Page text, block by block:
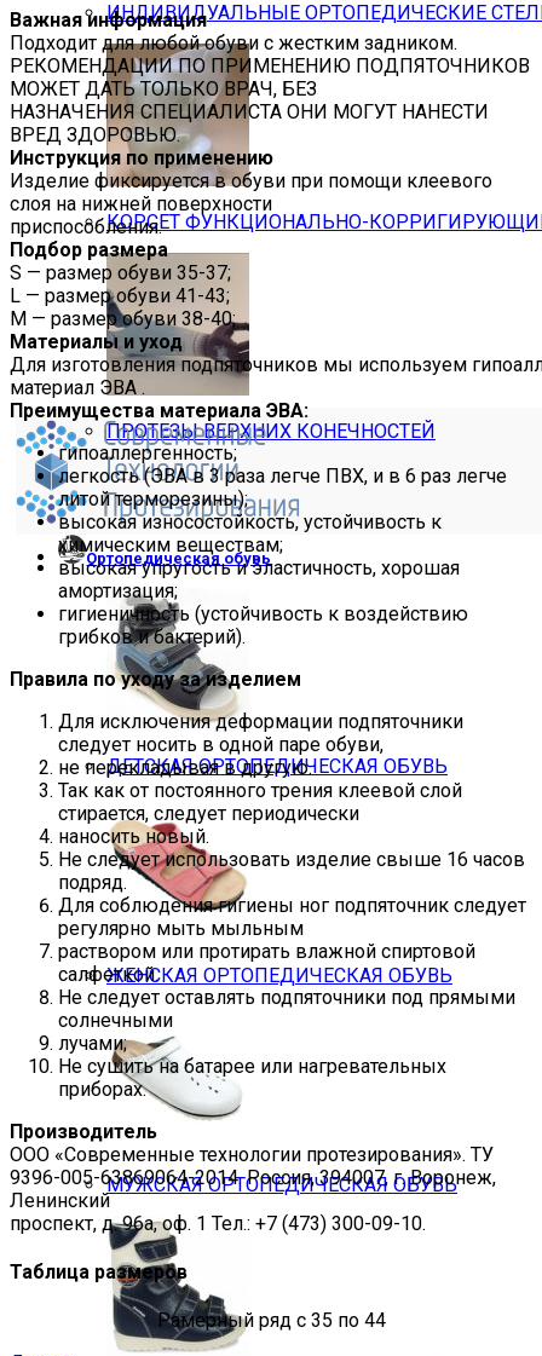
ИНДИВИДУАЛЬНЫЕ ОРТОПЕДИЧЕСКИЕ
КОРСЕТ ФУНКЦИОНАЛЬНО-
ПРОТЕЗЫ ВЕРХНИХ КОНЕЧНОСТЕЙ
Ортопедическая обувь
ДЕТСКАЯ ОРТОПЕДИЧЕСКАЯ ОБУВЬ
ЖЕНСКАЯ ОРТОПЕДИЧЕСКАЯ ОБУВЬ
МУЖСКАЯ ОРТОПЕДИЧЕСКАЯ ОБУВЬ
Важная информация
Подходит для любой обуви с жестким задником.
РЕКОМЕНДАЦИИ ПО ПРИМЕНЕНИЮ ПОДПЯТОЧНИКОВ
МОЖЕТ ДАТЬ ТОЛЬКО ВРАЧ, БЕЗ
НАЗНАЧЕНИЯ СПЕЦИАЛИСТА ОНИ МОГУТ НАНЕСТИ
ВРЕД ЗДОРОВЬЮ.
Инструкция по применению
Изделие фиксируется в обуви при помощи клеевого
слоя на нижней поверхности
приспособления.
Подбор размера
S — размер обуви 35-37;
L — размер обуви 41-43;
M — размер обуви 38-40;
Материалы и уход
Для изготовления подпяточников мы используем
материал ЭВА .
Преимущества материала ЭВА:
гипоаллергенность;
легкость (ЭВА в 3 раза легче ПВХ, и в 6 раз легче
литой терморезины);
высокая износостойкость, устойчивость к
химическим веществам;
высокая упругость и эластичность, хорошая
амортизация;
гигиеничность (устойчивость к воздействию
грибков и бактерий).
Правила по уходу за изделием
Для исключения деформации подпяточники
следует носить в одной паре обуви,
не перекладывая в другую.
Так как от постоянного трения клеевой слой
стирается, следует периодически
наносить новый.
Не следует использовать изделие свыше 16 часов
подряд.
Для соблюдения гигиены ног подпяточник следует
регулярно мыть мыльным
раствором или протирать влажной спиртовой
салфеткой.
Не следует оставлять подпяточники под прямыми
солнечными
лучами;
Не сушить на батарее или нагревательных
приборах.
Производитель
ООО «Современные технологии протезирования». ТУ
9396-005-63869064-2014. Россия, 394007, г. Воронеж,
Ленинский
проспект, д. 96а, оф. 1 Тел.: +7 (473) 300-09-10.
Таблица размеров
Рамерный ряд с 35 по 44